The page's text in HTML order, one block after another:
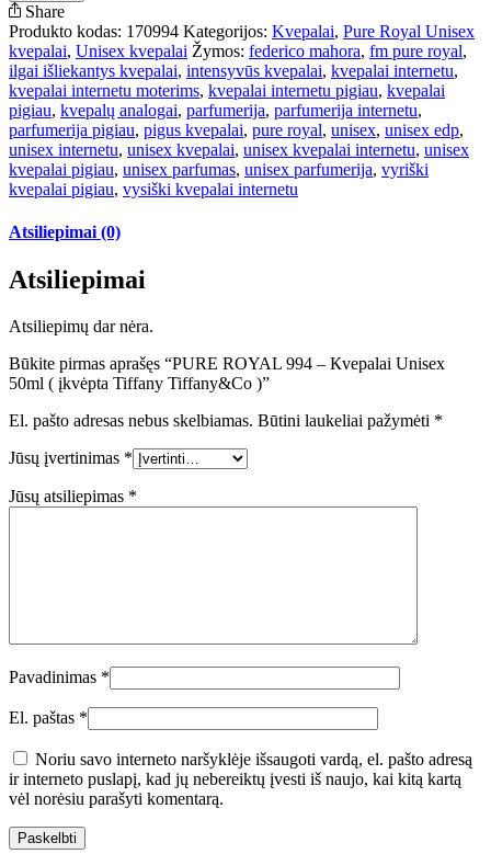
Share
Produkto kodas: 170994 Kategorijos: Kvepalai, Pure Royal Unisex
kvepalai, Unisex kvepalai Žymos: federico mahora, fm pure royal,
ilgai išliekantys kvepalai, intensyvūs kvepalai, kvepalai internetu,
kvepalai internetu moterims, kvepalai internetu pigiau, kvepalai
pigiau, kvepalų analogai, parfumerija, parfumerija internetu,
parfumerija pigiau, pigus kvepalai, pure royal, unisex, unisex edp,
unisex internetu, unisex kvepalai, unisex kvepalai internetu, unisex
kvepalai pigiau, unisex parfumas, unisex parfumerija, vyriški
kvepalai pigiau, vysiški kvepalai internetu
Atsiliepimai (0)
Atsiliepimai
Atsiliepimų dar nėra.
Būkite pirmas aprašęs “PURE ROYAL 994 – Кvepalai Unisex
50ml ( įkvėpta Tiffany Tiffany&Co )”
El. pašto adresas nebus skelbiamas. Būtini laukeliai pažymėti *
Jūsų įvertinimas *
Jūsų atsiliepimas *
Pavadinimas *
El. paštas *
Noriu savo interneto naršyklėje išsaugoti vardą, el. pašto adresą
ir interneto puslapį, kad jų nebereiktų įvesti iš naujo, kai kitą kartą
vėl norėsiu parašyti komentarą.